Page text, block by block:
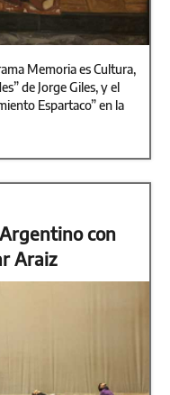
Memoria es Cultura,
de Jorge Giles, y el
Espartaco” en la
con
Araiz